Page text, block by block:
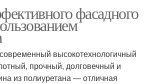
фасадного
высокотехнологичный
прочный, долговечный и
из полиуретана — отличная